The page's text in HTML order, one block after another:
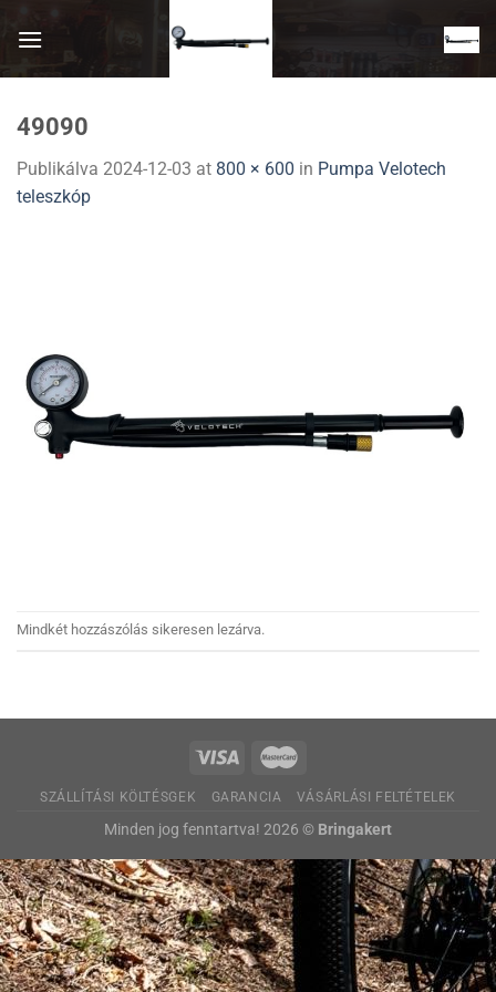
49090
Publikálva 2024-12-03 at 800 × 600 in Pumpa Velotech
teleszkóp
Mindkét hozzászólás sikeresen lezárva.
SZÁLLÍTÁSI KÖLTÉSGEK GARANCIA VÁSÁRLÁSI FELTÉTELEK
Minden jog fenntartva! 2026 © Bringakert